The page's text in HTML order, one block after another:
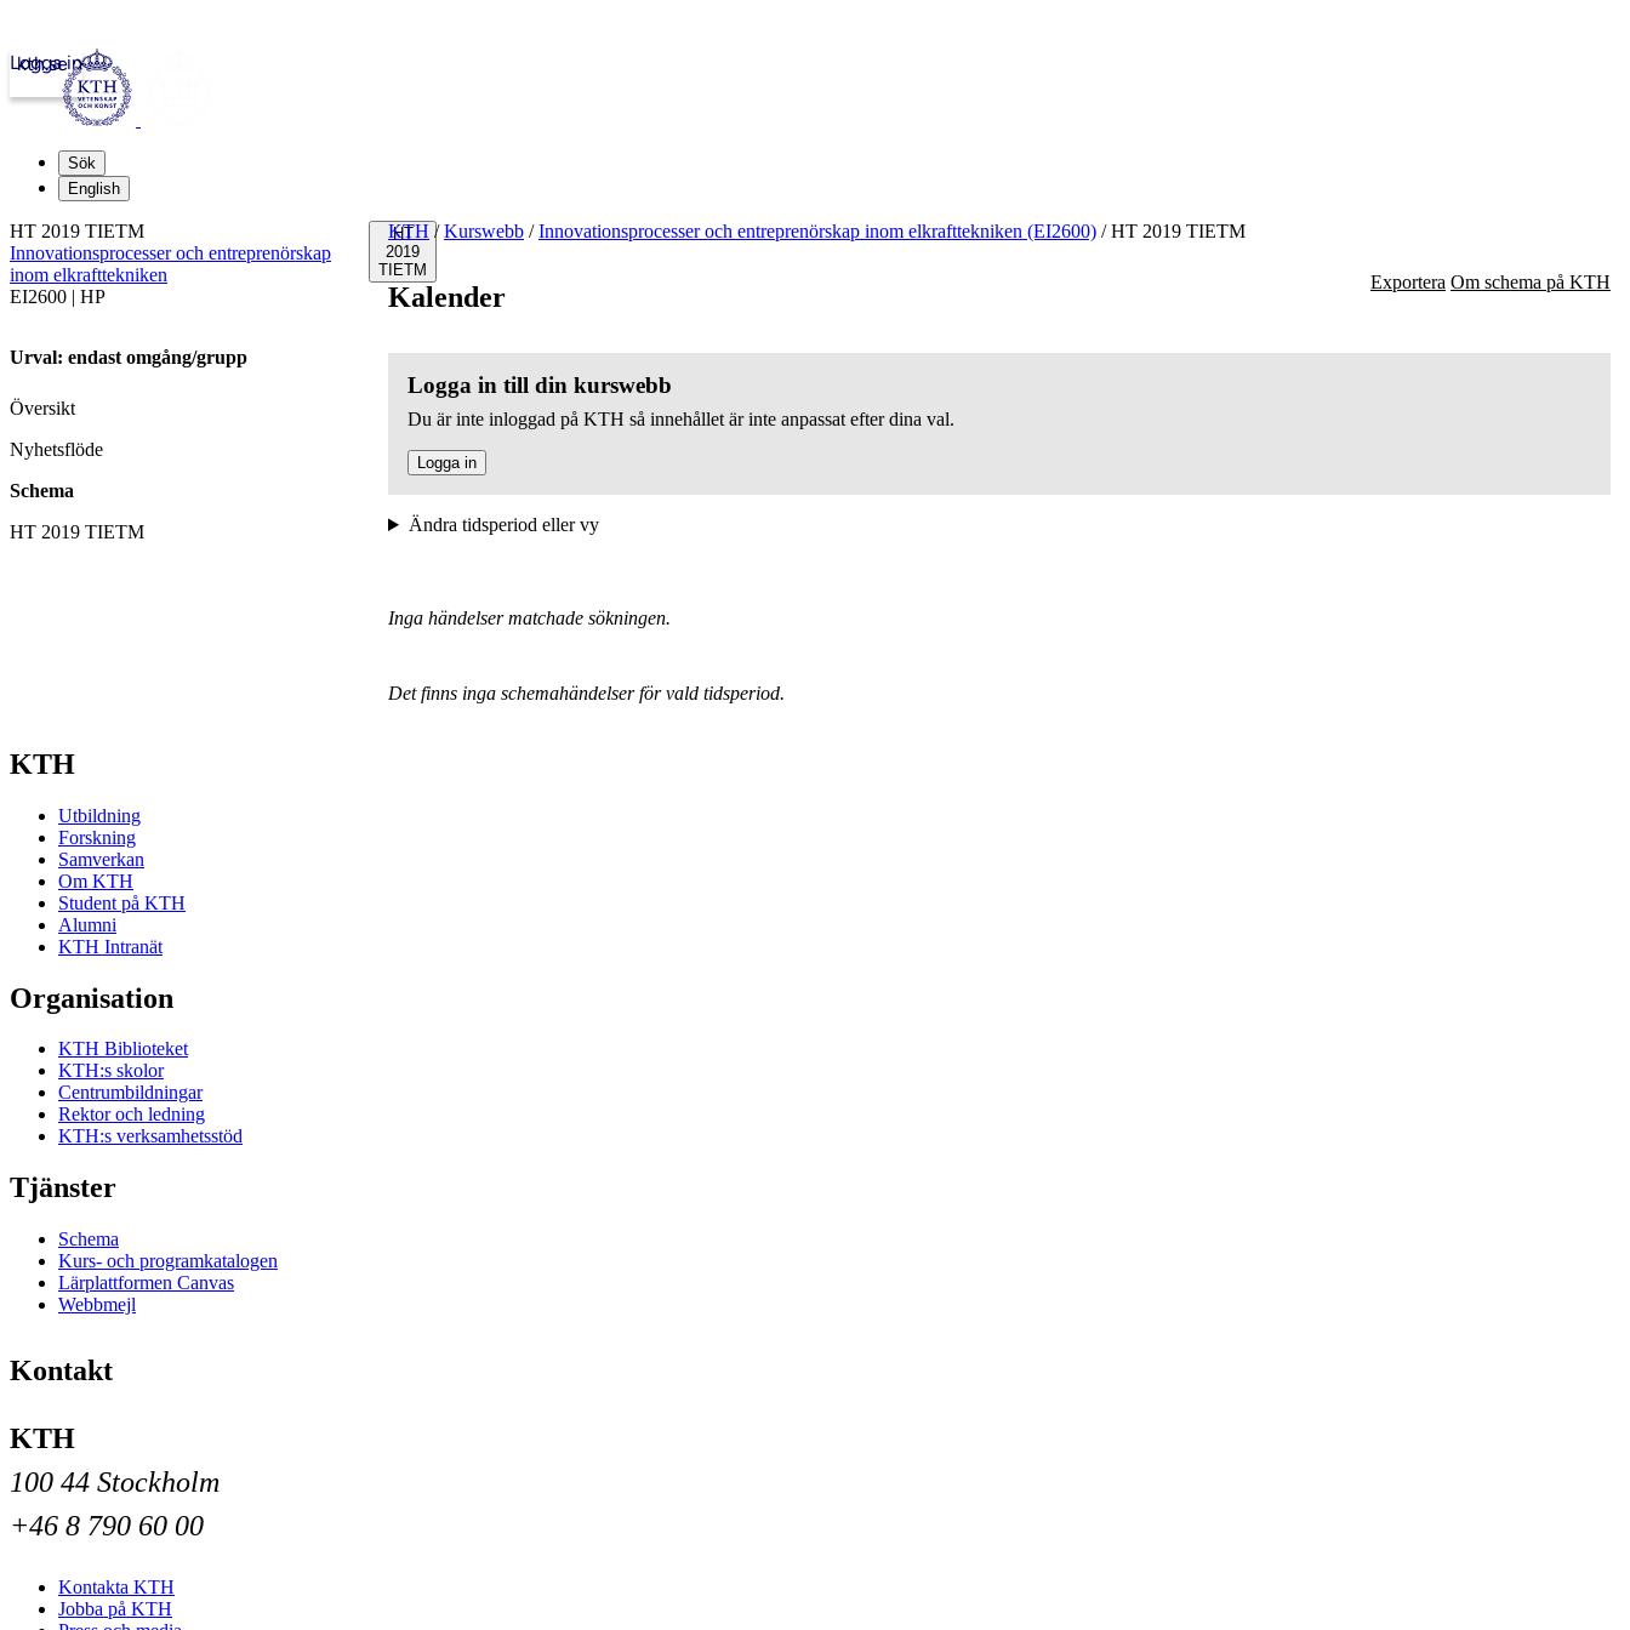
kth.se
Logga in
Sök
English
HT
2019
TIETM
KTH / Kurswebb / Innovationsprocesser och entreprenörskap inom elkrafttekniken (EI2600) /HT 2019 TIETM
Kalender Exportera Om schema på KTH
Logga in till din kurswebb
Du är inte inloggad på KTH så innehållet är inte anpassat efter dina val.
Logga in
Ändra tidsperiod eller vy
Inga händelser matchade sökningen.
Det finns inga schemahändelser för vald tidsperiod.
HT 2019 TIETM
Innovationsprocesser och entreprenörskap
inom elkrafttekniken
EI2600 | HP
Urval: endast omgång/grupp
Översikt
Nyhetsflöde
Schema
HT 2019 TIETM
KTH
Utbildning
Forskning
Samverkan
Om KTH
Student på KTH
Alumni
KTH Intranät
Organisation
KTH Biblioteket
KTH:s skolor
Centrumbildningar
Rektor och ledning
KTH:s verksamhetsstöd
Tjänster
Schema
Kurs- och programkatalogen
Lärplattformen Canvas
Webbmejl
Kontakt
KTH
100 44 Stockholm
+46 8 790 60 00
Kontakta KTH
Jobba på KTH